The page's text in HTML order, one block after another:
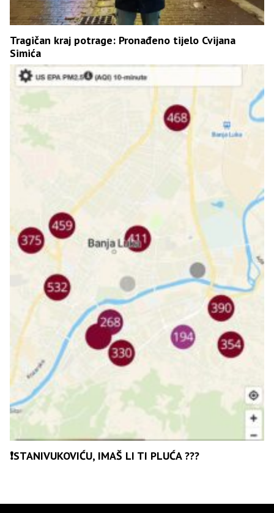
Tragičan kraj potrage: Pronađeno tijelo Cvijana
Simića
❗️STANIVUKOVIĆU, IMAŠ LI TI PLUĆA ???